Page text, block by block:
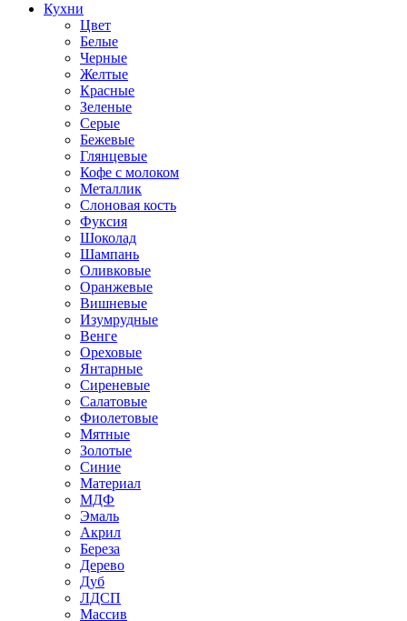
Кухни
Цвет
Белые
Черные
Желтые
Красные
Зеленые
Серые
Бежевые
Глянцевые
Кофе с молоком
Металлик
Слоновая кость
Фуксия
Шоколад
Шампань
Оливковые
Оранжевые
Вишневые
Изумрудные
Венге
Ореховые
Янтарные
Сиреневые
Салатовые
Фиолетовые
Мятные
Золотые
Синие
Материал
МДФ
Эмаль
Акрил
Береза
Дерево
Дуб
ЛДСП
Массив